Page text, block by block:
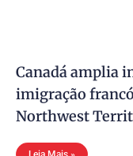
Canadá amplia
imigração
Northwest